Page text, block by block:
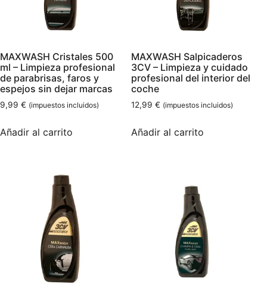
MAXWASH Cristales 500
ml – Limpieza profesional
de parabrisas, faros y
espejos sin dejar marcas
9,99 € (impuestos incluidos)
Añadir al carrito
MAXWASH Salpicaderos
3CV – Limpieza y cuidado
profesional del interior del
coche
12,99€ (impuestos incluidos)
Añadir al carrito